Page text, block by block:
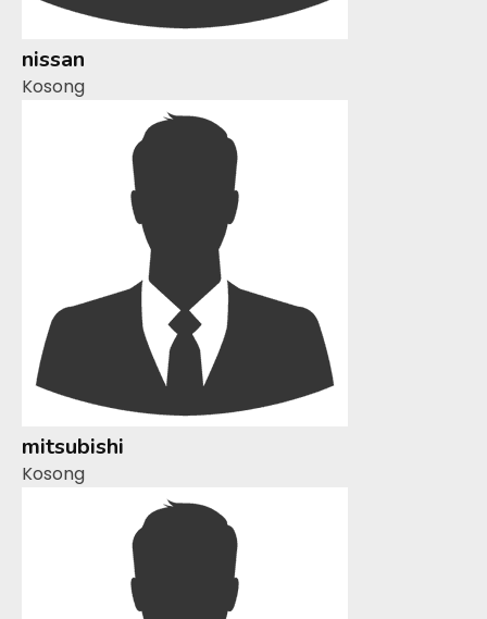
nissan
Kosong
mitsubishi
Kosong